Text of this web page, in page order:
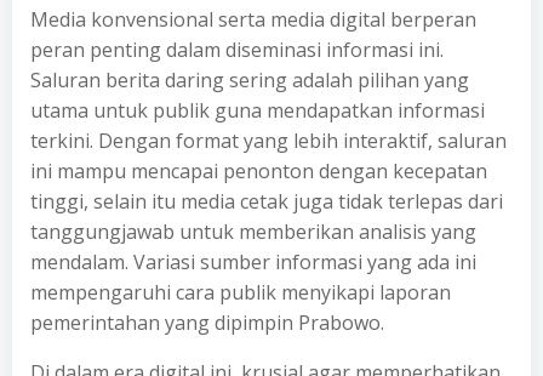
Media konvensional serta media digital berperan
peran penting dalam diseminasi informasi ini.
Saluran berita daring sering adalah pilihan yang
utama untuk publik guna mendapatkan informasi
terkini. Dengan format yang lebih interaktif, saluran
ini mampu mencapai penonton dengan kecepatan
tinggi, selain itu media cetak juga tidak terlepas dari
tanggungjawab untuk memberikan analisis yang
mendalam. Variasi sumber informasi yang ada ini
mempengaruhi cara publik menyikapi laporan
pemerintahan yang dipimpin Prabowo.